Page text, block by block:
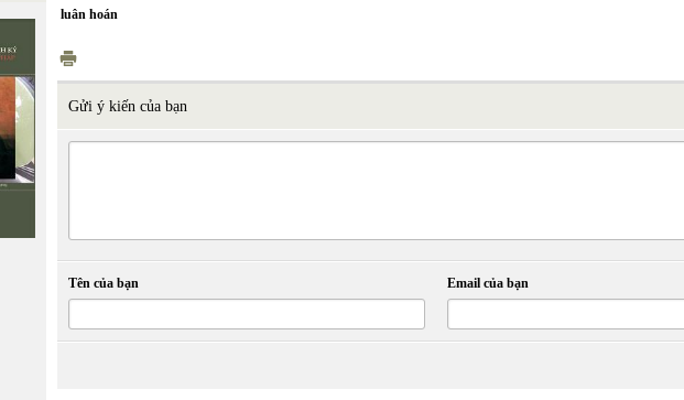
luân hoán
Gửi ý kiến của bạn
Tên của bạn Email của bạn